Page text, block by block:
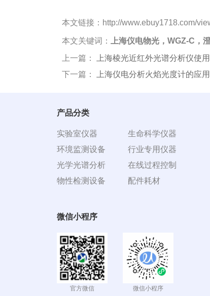
本文链接：http://www.ebuy1718.com/
本文关键词：
上海仪电物光，WGZ-C，
上一篇：
上海棱光近红外光谱分析仪使
下一篇：
上海仪电分析火焰光度计的应用
产品分类
实验室仪器
环境监测设备
光学光谱分析
物性检测设备
生命科学仪器
行业专用仪器
在线过程控制
配件耗材
微信小程序
官方微信 微信小程序